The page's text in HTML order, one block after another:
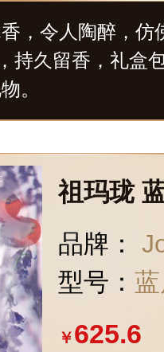
，令人陶醉，仿
持久留香，礼盒
。
祖玛珑
品牌：
型号：
￥625.6